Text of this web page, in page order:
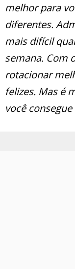
melhor para
diferentes.
mais difícil
semana. Com
rotacionar
felizes. Mas é
você